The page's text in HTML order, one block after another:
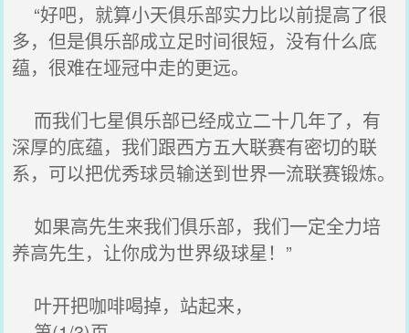
“好吧，就算小天俱乐部实力比以前提高了很
多，但是俱乐部成立足时间很短，没有什么底
蕴，很难在垭冠中走的更远。
而我们七星俱乐部已经成立二十几年了，有
深厚的底蕴，我们跟西方五大联赛有密切的联
系，可以把优秀球员输送到世界一流联赛锻炼。
如果高先生来我们俱乐部，我们一定全力培
养高先生，让你成为世界级球星！”
叶开把咖啡喝掉，站起来，